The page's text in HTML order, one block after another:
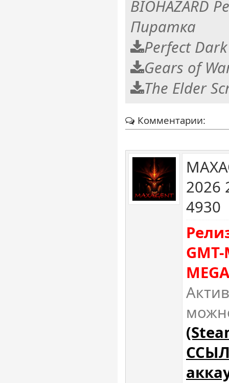
BIOHAZARD
Пиратка
Perfect
Gears of
The Elder
Комментарии:
2026
4930